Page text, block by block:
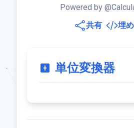
Powered by
共有
埋
単位変換器